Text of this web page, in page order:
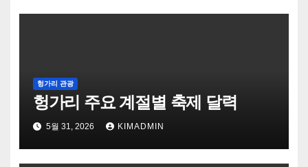
헝가리 관광
헝가리 주요 계절별 축제 달력
5월 31, 2026 KIMADMIN